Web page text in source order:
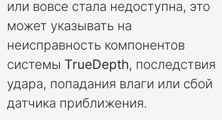
или вовсе стала недоступна, это
может указывать на
неисправность компонентов
системы TrueDepth, последствия
удара, попадания влаги или сбой
датчика приближения.